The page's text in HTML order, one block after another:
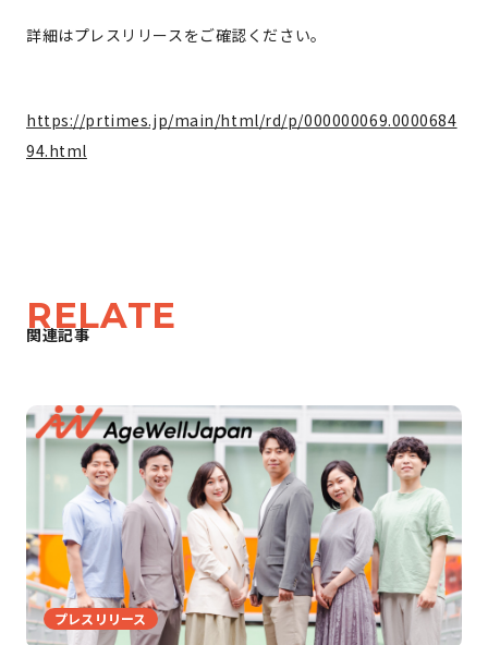
詳細はプレスリリースをご確認ください。
https://prtimes.jp/main/html/rd/p/000000069.0000684
94.html
RELATE
関連記事
プレスリリース